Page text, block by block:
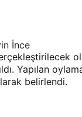
İnce
Yapılan
belirlendi.